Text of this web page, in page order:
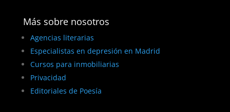
Más sobre nosotros
Agencias literarias
Especialistas en depresión en Madrid
Cursos para inmobiliarias
Privacidad
Editoriales de Poesía